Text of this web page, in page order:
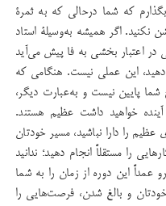
که شما درحالی که به ثمرۀ
نکنید. اگر همیشه به‌وسیلۀ استاد
اعتبار بخشی به فا پیش می‌آید
این عملی نیست. هنگامی كه
پایین نیست و به‌عبارت دیگر،
خواهید داشت عظیم هستند.
عظیم را دارا نباشید، مسیر خودتان
را مستقلاً انجام دهید؛ ندانید
عمداً این دوره از زمان را به شما
خودتان و بالغ شدن، فرصت‌هایی را